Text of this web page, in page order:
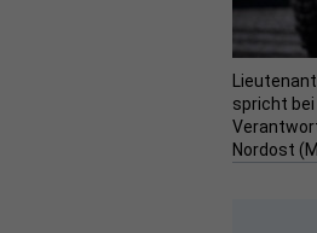
spricht bei
Nordost